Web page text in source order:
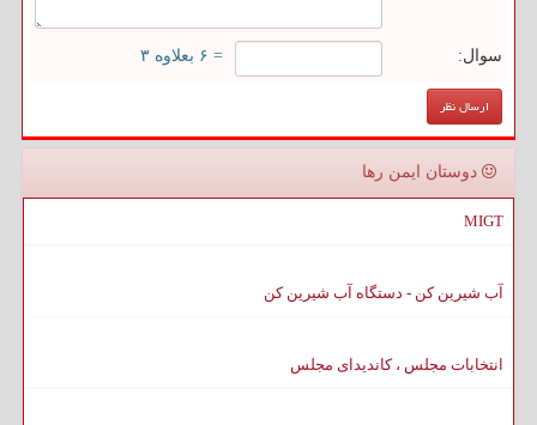
سوال: = ۶ بعلاوه ۳
دوستان ایمن رها
MIGT
آب شیرین کن - دستگاه آب شیرین کن
انتخابات مجلس ، کاندیدای مجلس